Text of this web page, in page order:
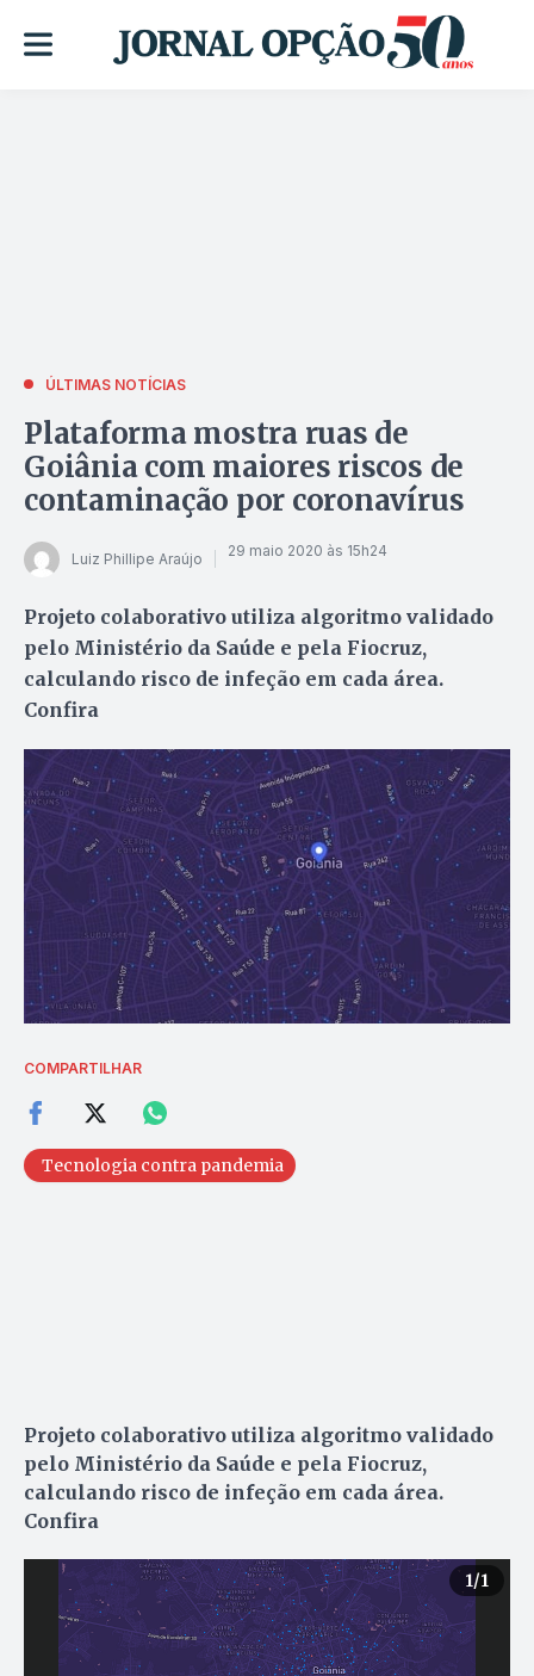
ÚLTIMAS NOTÍCIAS
Plataforma mostra ruas de
Goiânia com maiores riscos de
contaminação por coronavírus
Luiz Phillipe Araújo 29 maio 2020 às 15h24
Projeto colaborativo utiliza algoritmo validado
pelo Ministério da Saúde e pela Fiocruz,
calculando risco de infeção em cada área.
Confira
COMPARTILHAR
Tecnologia contra pandemia
Projeto colaborativo utiliza algoritmo validado
pelo Ministério da Saúde e pela Fiocruz,
calculando risco de infeção em cada área.
Confira
1/1